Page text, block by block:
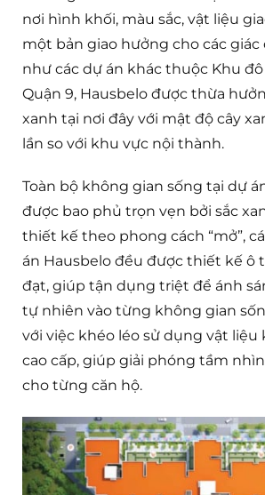
nơi hình khối, màu sắc, vật liệu
một bản giao hưởng cho các giác
như các dự án khác thuộc Khu
Quận 9, Hausbelo được thừa
xanh tại nơi đây với mật độ cây
lần so với khu vực nội thành.
Toàn bộ không gian sống tại dự
được bao phủ trọn vẹn bởi sắc
thiết kế theo phong cách “mở”,
án Hausbelo đều được thiết kế ô
đạt, giúp tận dụng triệt để ánh
tự nhiên vào từng không gian
với việc khéo léo sử dụng vật
cao cấp, giúp giải phóng tầm
cho từng căn hộ.